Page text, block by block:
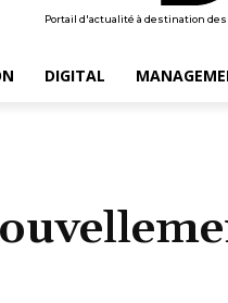
Portail d'actualité à destination
DIGITAL